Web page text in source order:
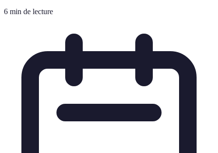
6 min de lecture